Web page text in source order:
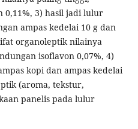
0,11%, 3) hasil jadi lulur
ampas kedelai 10 g dan
organoleptik nilainya
isoflavon 0,07%, 4)
kopi dan ampas kedelai
(aroma, tekstur,
panelis pada lulur